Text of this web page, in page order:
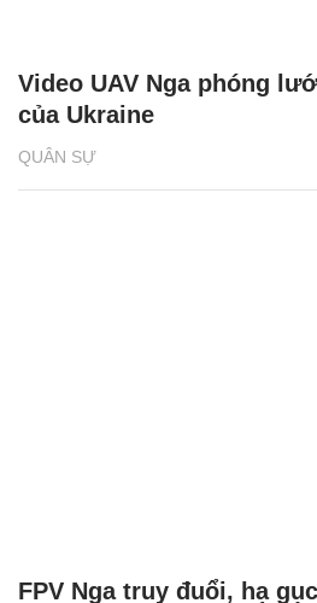
QUÂN SỰ
Video UAV Nga phóng
của Ukraine
FPV Nga truy đuổi, hạ